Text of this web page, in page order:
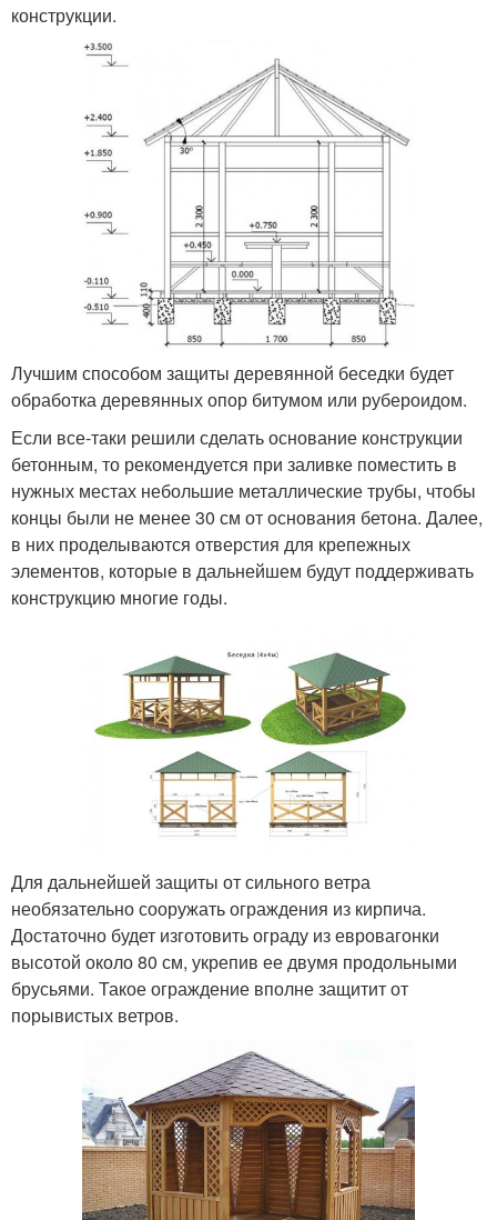
конструкции.
Лучшим способом защиты деревянной беседки будет
обработка деревянных опор битумом или рубероидом.
Если все-таки решили сделать основание конструкции
бетонным, то рекомендуется при заливке поместить в
нужных местах небольшие металлические трубы, чтобы
концы были не менее 30 см от основания бетона. Далее,
в них проделываются отверстия для крепежных
элементов, которые в дальнейшем будут поддерживать
конструкцию многие годы.
Для дальнейшей защиты от сильного ветра
необязательно сооружать ограждения из кирпича.
Достаточно будет изготовить ограду из евровагонки
высотой около 80 см, укрепив ее двумя продольными
брусьями. Такое ограждение вполне защитит от
порывистых ветров.